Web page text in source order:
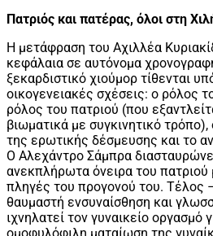
Πατριός και πατέρας, όλοι στη
Η μετάφραση του Αχιλλέα
κεφάλαια σε αυτόνομα
ξεκαρδιστικό χιούμορ τίθενται
οικογενειακές σχέσεις: ο ρόλος
ρόλος του πατριού (που
βιωματικά με συγκινητικό
της ερωτικής δέσμευσης και το
Ο Αλεχάντρο Σάμπρα
ανεκπλήρωτα όνειρα του
πληγές του προγονού του. Τέλος
θαυμαστή ενσυναίσθηση και
ιχνηλατεί τον γυναικείο οργασμό